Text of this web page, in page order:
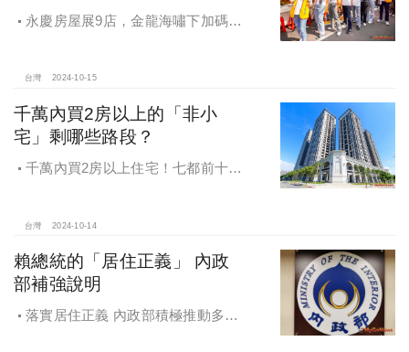
永慶房屋展9店，金龍海嘯下加碼員
福感，看得到更領得到！業務新人保
台灣 2024-10-15
千萬內買2房以上的「非小
宅」剩哪些路段？
千萬內買2房以上住宅！七都前十大
台灣 2024-10-14
賴總統的「居住正義」 內政
部補強說明
落實居住正義 內政部積極推動多元